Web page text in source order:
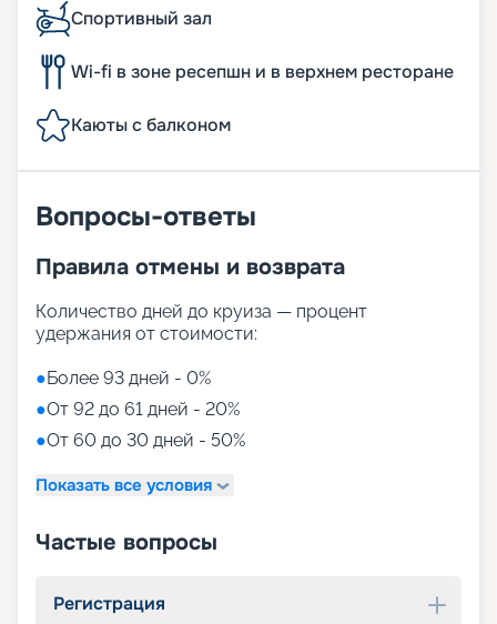
Спортивный зал
Wi-fi в зоне ресепшн и в верхнем ресторане
Каюты с балконом
Вопросы-ответы
Правила отмены и возврата
Количество дней до круиза — процент
удержания от стоимости:
●Более 93 дней - 0%
●От 92 до 61 дней - 20%
●От 60 до 30 дней - 50%
Показать все условия
Частые вопросы
Регистрация